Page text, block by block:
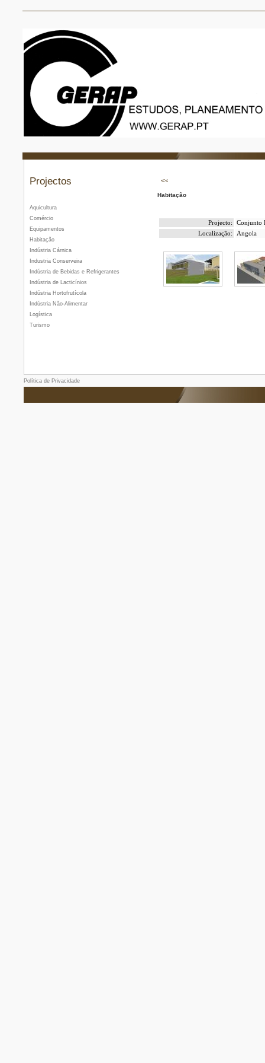
Projectos
Aquicultura
Comércio
Equipamentos
Habitação
Indústria Cárnica
Industria Conserveira
Indústria de Bebidas e Refrigerantes
Indústria de Lacticínios
Indústria Hortofrutícola
Indústria Não-Alimentar
Logística
Turismo
Habitação
Projecto:
Conjunto
Localização:
Angola
Política de Privacidade